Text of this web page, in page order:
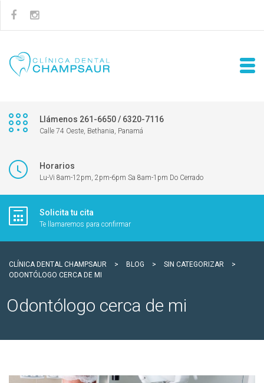
Llámenos 261-6650 / 6320-7116
Calle 74 Oeste, Bethania, Panamá
Horarios
Lu-Vi 8am-12pm, 2pm-6pm Sa 8am-1pm Do Cerrado
Solicita tu cita
Te llamaremos para confirmar
CLÍNICA DENTAL CHAMPSAUR > BLOG > SIN CATEGORIZAR
>
ODONTÓLOGO CERCA DE MI
Odontólogo cerca de mi